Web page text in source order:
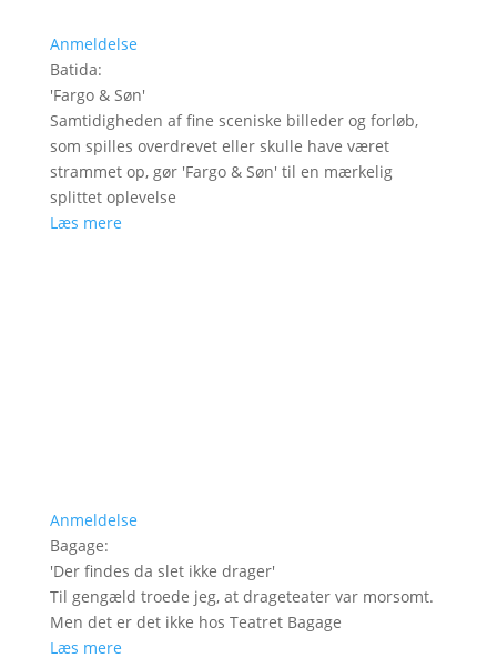
Anmeldelse
Batida:
'Fargo & Søn'
Samtidigheden af fine sceniske billeder og forløb,
som spilles overdrevet eller skulle have været
strammet op, gør 'Fargo & Søn' til en mærkelig
splittet oplevelse
Læs mere
Anmeldelse
Bagage:
'Der findes da slet ikke drager'
Til gengæld troede jeg, at drageteater var morsomt.
Men det er det ikke hos Teatret Bagage
Læs mere